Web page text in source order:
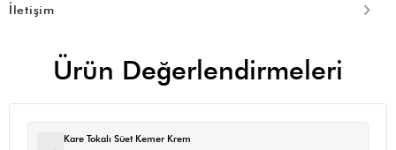
İletişim
Ürün Değerlendirmeleri
Kare Tokalı Süet Kemer Krem